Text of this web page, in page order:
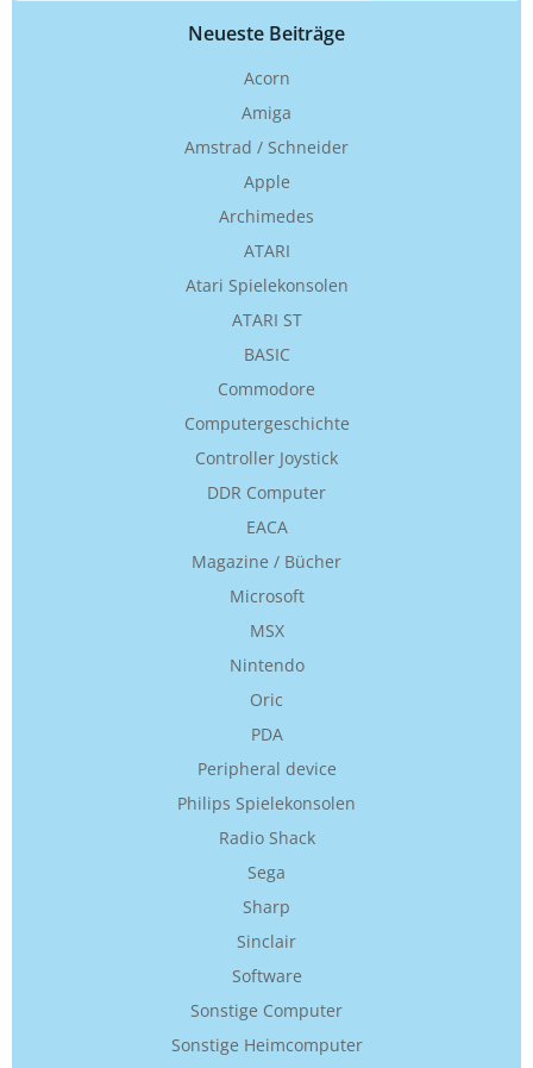
Neueste Beiträge
Acorn
Amiga
Amstrad / Schneider
Apple
Archimedes
ATARI
Atari Spielekonsolen
ATARI ST
BASIC
Commodore
Computergeschichte
Controller Joystick
DDR Computer
EACA
Magazine / Bücher
Microsoft
MSX
Nintendo
Oric
PDA
Peripheral device
Philips Spielekonsolen
Radio Shack
Sega
Sharp
Sinclair
Software
Sonstige Computer
Sonstige Heimcomputer